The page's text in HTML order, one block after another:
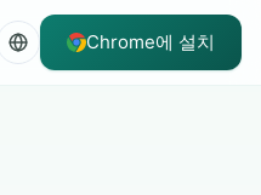
Chrome에 설치